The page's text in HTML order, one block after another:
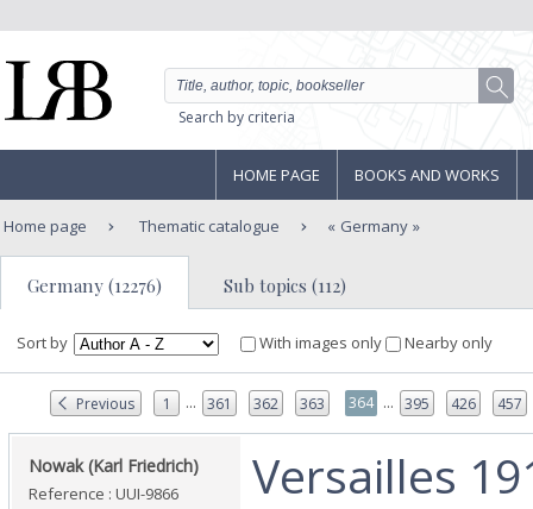
Search by criteria
HOME PAGE BOOKS AND WORKS
Home page Thematic catalogue Germany
Germany (12276) Sub topics (112)
Sort by With images only Nearby only
Previous 1 ... 361 362 363 364 ... 395 426 457
‎Nowak (Karl Friedrich)‎
Reference : UUI-9866
‎Versailles